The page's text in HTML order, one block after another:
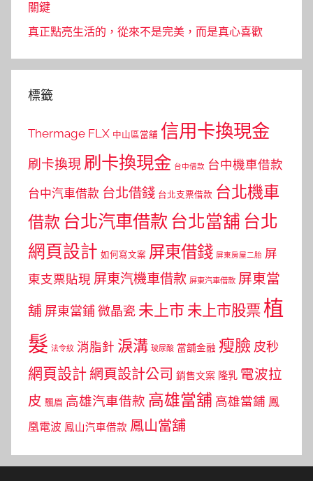
關鍵
真正點亮生活的，從來不是完美，而是真心喜歡
標籤
Thermage FLX 中山區當舖 信用卡換現金
刷卡換現 刷卡換現金 台中借款 台中機車借款
台中汽車借款 台北借錢 台北支票借款 台北機車
借款 台北汽車借款 台北當舖 台北
網頁設計 如何寫文案 屏東借錢 屏東房屋二胎 屏
東支票貼現 屏東汽機車借款 屏東汽車借款 屏東當
舖 屏東當鋪 微晶瓷 未上市 未上市股票植
髮 法令紋 消脂針 淚溝 玻尿酸 當舖金融 瘦臉 皮秒
網頁設計 網頁設計公司 銷售文案 隆乳 電波拉
皮 飄眉 高雄汽車借款 高雄當舖 高雄當鋪 鳳
凰電波 鳳山汽車借款 鳳山當舖